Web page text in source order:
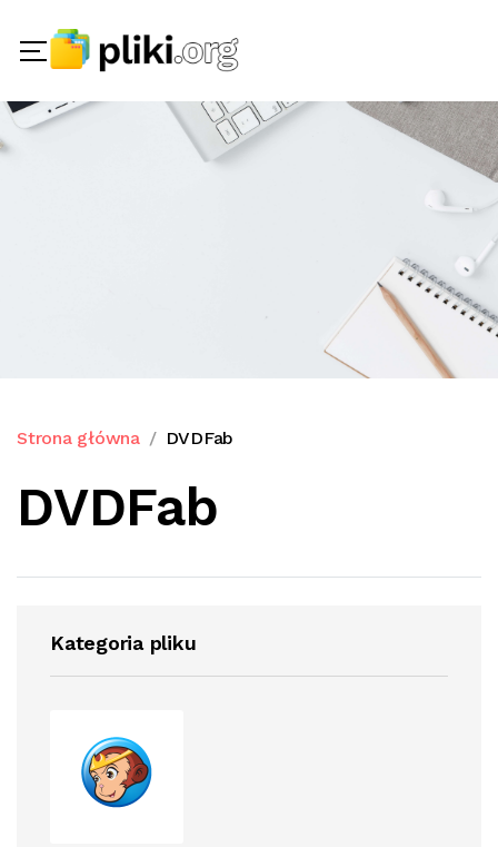
Strona główna DVDFab
DVDFab
Kategoria pliku